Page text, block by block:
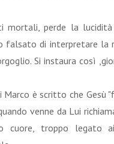
perde la
falsato di interpretare
Si instaura così
è scritto che Gesù
venne da Lui
cuore, troppo legato